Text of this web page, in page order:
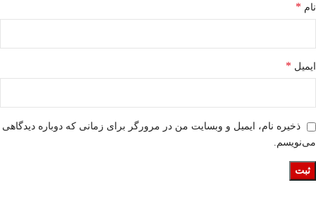
نام *
ایمیل *
ذخیره نام، ایمیل و وبسایت من در مرورگر برای زمانی که دوباره دیدگاهی
می‌نویسم.